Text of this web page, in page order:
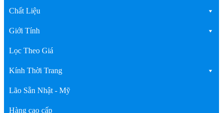
Chất Liệu
Giới Tính
Lọc Theo Giá
Kính Thời Trang
Lão Sẵn Nhật - Mỹ
Hàng cao cấp